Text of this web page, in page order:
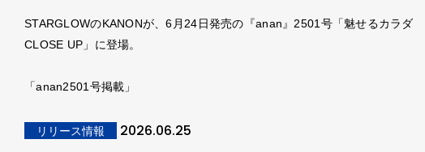
STARGLOWのKANONが、6月24日発売の『anan』2501号「魅せるカラダ
CLOSE UP」に登場。
「anan2501号掲載」
リリース情報 2026.06.25